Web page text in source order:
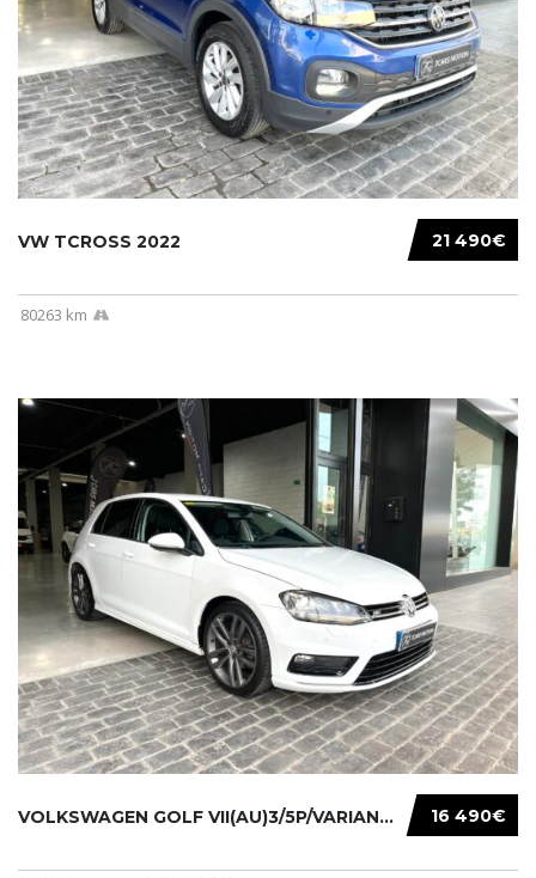
21 490€
VW TCROSS 2022
80263 km
16 490€
VOLKSWAGEN GOLF VII(AU)3/5P/VARIANT(12-16 20...